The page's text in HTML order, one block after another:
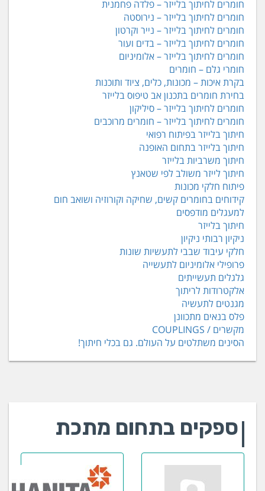
חומרים לחיתוך בלייזר – פלדה פחמנית
חומרים לחיתוך בלייזר – נירוסטה
חומרים לחיתוך בלייזר – נייר וקרטון
חומרים לחיתוך בלייזר – בדים ועור
חומרים לחיתוך בלייזר – אלומיניום
חומרי גלם – חומרים
בקרת איכות – מכונות, כלים, ציוד ותוכנות
בחירת חומרים בתכנון אב טיפוס בלייזר
חומרים לחיתוך בלייזר – סיליקון
חומרים לחיתוך בלייזר – חומרים מרוכבים
חיתוך בלייזר בפיתוח רפואי
חיתוך בלייזר בתחום האופנה
חיתוך משרביות בלייזר
חיתוך לייזר משולב לפי שטאנץ
פיתוח חלקי מכונות
קידוחים בחומרים קשים, שחיקה וקורוזיה ושואב חום
למעגלים מודפסים
חיתוך בלייזר
ניקיון רבותי ניקיון
חלקי עיבוד שבבי לתעשיות שונות
פרופילי אלומיניום לתעשייה
גלגלים תעשייתים
אלקטרודות לריתוך
מגנטים לתעשיה
פלס בנאים מתכוונן
מקשרים / COUPLINGS
הסינים משתלטים על העולם. גם בכלי חיתוך!
ספקים בתחום מתכת